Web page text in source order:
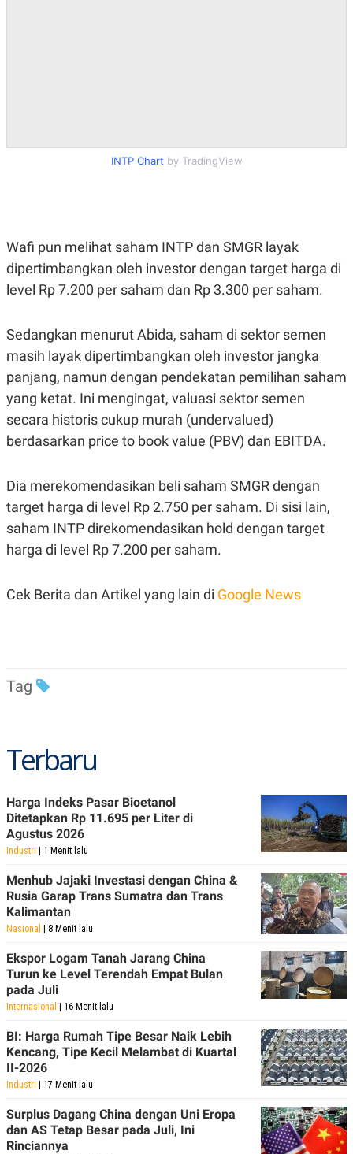
INTP Chart by TradingView
Wafi pun melihat saham INTP dan SMGR layak
dipertimbangkan oleh investor dengan target harga di
level Rp 7.200 per saham dan Rp 3.300 per saham.
Sedangkan menurut Abida, saham di sektor semen
masih layak dipertimbangkan oleh investor jangka
panjang, namun dengan pendekatan pemilihan saham
yang ketat. Ini mengingat, valuasi sektor semen
secara historis cukup murah (undervalued)
berdasarkan price to book value (PBV) dan EBITDA.
Dia merekomendasikan beli saham SMGR dengan
target harga di level Rp 2.750 per saham. Di sisi lain,
saham INTP direkomendasikan hold dengan target
harga di level Rp 7.200 per saham.
Cek Berita dan Artikel yang lain di Google News
Tag
Terbaru
Harga Indeks Pasar Bioetanol
Ditetapkan Rp 11.695 per Liter di
Agustus 2026
Industri | 1 Menit lalu
Menhub Jajaki Investasi dengan China &
Rusia Garap Trans Sumatra dan Trans
Kalimantan
Nasional | 8 Menit lalu
Ekspor Logam Tanah Jarang China
Turun ke Level Terendah Empat Bulan
pada Juli
Internasional | 16 Menit lalu
BI: Harga Rumah Tipe Besar Naik Lebih
Kencang, Tipe Kecil Melambat di Kuartal
II-2026
Industri | 17 Menit lalu
Surplus Dagang China dengan Uni Eropa
dan AS Tetap Besar pada Juli, Ini
Rinciannya